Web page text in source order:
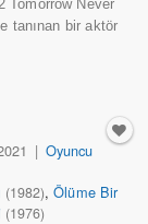
Tomorrow Never
tanınan bir aktör
| Oyuncu
(1982),Ölüme Bir
(1976)